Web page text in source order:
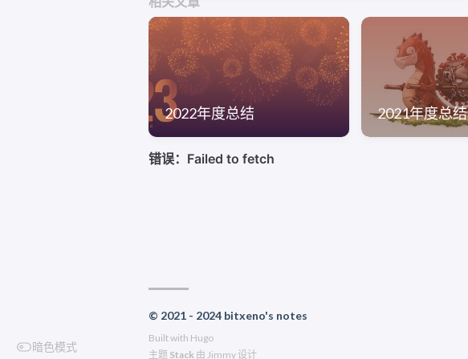
暗色模式
2022年度总结 2021年度总结
© 2021 - 2024 bitxeno's notes
Built with Hugo
主题 Stack 由 Jimmy设计